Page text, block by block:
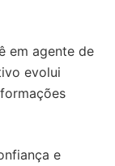
em agente de
evolui
e